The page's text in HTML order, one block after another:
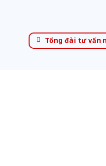
Tổng đài tư vấn